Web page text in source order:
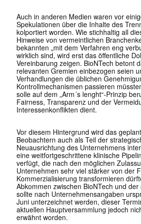
Auch in anderen Medien waren vor
Spekulationen über die Inhalte des
kolportiert worden. Wie stichhaltig all
Hinweise von vermeintlichen
bekannten „mit dem Verfahren eng
wirklich sind, wird erst das öffentliche
Vereinbarung zeigen. BioNTech betont
relevanten Gremien einbezogen seien
Verhandlungen die üblichen
Kontrollmechanismen passieren
solle auf dem „Arm´s lenght“-Prinzip
Fairness, Transparenzund der
Interessenkonflikten dient.
Vor diesem Hintergrund wird das
Beobachtern auch als Teil der
Neuausrichtung des Unternehmens
eine weitfortgeschrittene klinische
verfügt, die nach den möglichen
Unternehmen sehr viel stärker von der
Kommerzialisierung transformieren
Abkommen zwischen BioNTech und
sollte nach Unternehmensangaben
Juni unterzeichnet werden, dieser
aktuellen Hauptversammlung jedoch
erwähnt worden.